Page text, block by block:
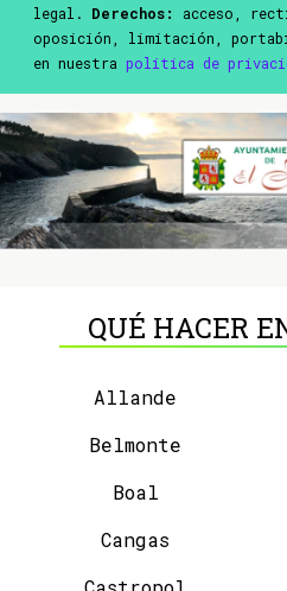
legal. Derechos:
acceso,
oposición, limitación,
en nuestra política de
QUÉ HACER
Allande
Belmonte
Boal
Cangas